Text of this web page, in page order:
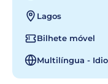
Lagos
Bilhete móvel
Multilíngua -